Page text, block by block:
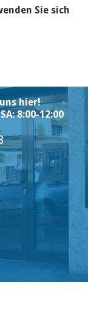
Sie sich
hier!
8:00-12:00